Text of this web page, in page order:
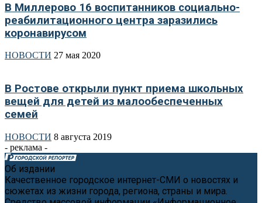
В Миллерово 16 воспитанников социально-
реабилитационного центра заразились
коронавирусом
НОВОСТИ 27 мая 2020
В Ростове открыли пункт приема школьных
вещей для детей из малообеспеченных
семей
НОВОСТИ 8 августа 2019
- реклама -
Об издании
Качественное городское интернет-СМИ о новостях и
сюжетах из жизни города, региона, страны и мира.